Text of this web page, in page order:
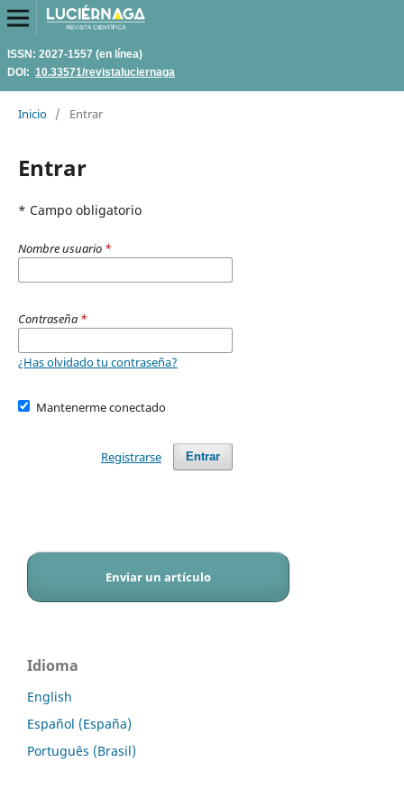
ISSN: 2027-1557 (en línea)
DOI: 10.33571/revistaluciernaga
Inicio / Entrar
Entrar
* Campo obligatorio
Nombre usuario *
Contraseña *
¿Has olvidado tu contraseña?
Mantenerme conectado
Entrar
Registrarse
Enviar un artículo
Idioma
English
Español (España)
Português (Brasil)